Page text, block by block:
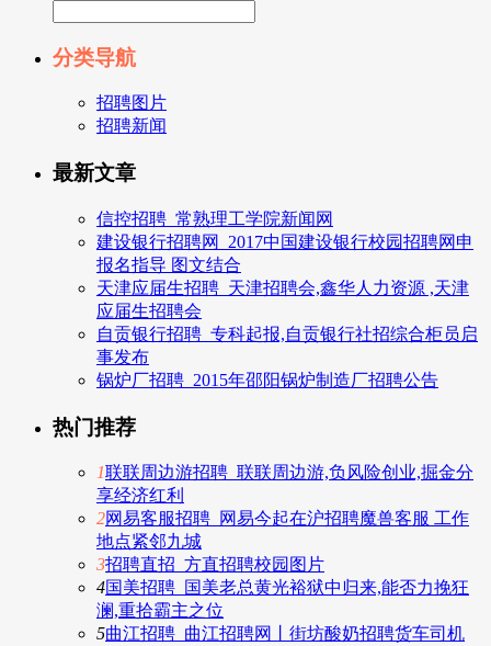
分类导航
招聘图片
招聘新闻
最新文章
信控招聘_常熟理工学院新闻网
建设银行招聘网_2017中国建设银行校园招聘网申
报名指导 图文结合
天津应届生招聘_天津招聘会,鑫华人力资源 ,天津
应届生招聘会
自贡银行招聘_专科起报,自贡银行社招综合柜员启
事发布
锅炉厂招聘_2015年邵阳锅炉制造厂招聘公告
热门推荐
1联联周边游招聘_联联周边游,负风险创业,掘金分
享经济红利
2网易客服招聘_网易今起在沪招聘魔兽客服 工作
地点紧邻九城
3招聘直招_方直招聘校园图片
4国美招聘_国美老总黄光裕狱中归来,能否力挽狂
澜,重拾霸主之位
5曲江招聘_曲江招聘网丨街坊酸奶招聘货车司机